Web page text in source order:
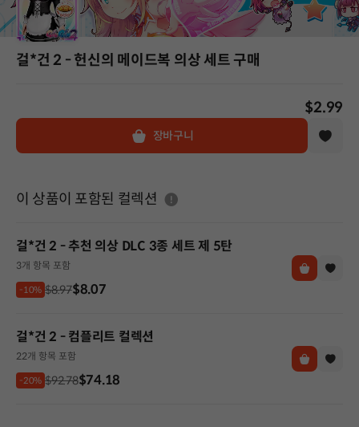
걸*건 2 - 헌신의 메이드복 의상 세트 구매
$2.99
장바구니
이 상품이 포함된 컬렉션 도움말
걸*건 2 - 추천 의상 DLC 3종 세트 제 5탄
3개 항목 포함
-10% $8.97$8.07
걸*건 2 - 컴플리트 컬렉션
22개 항목 포함
-20% $92.78$74.18